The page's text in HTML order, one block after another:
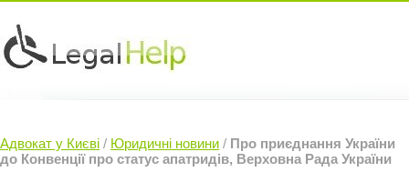
Судовий Адвокат »
Контакти »
Адвокат у Києві / Юридичні новини / Про приєднання України
до Конвенції про статус апатридів, Верховна Рада України